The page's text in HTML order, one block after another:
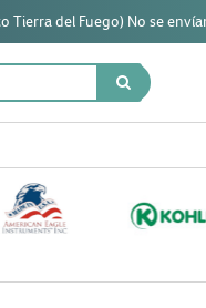
Tierra del Fuego) No se